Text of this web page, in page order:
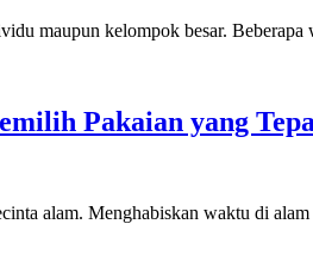
maupun kelompok besar.
Pakaian yang
alam. Menghabiskan waktu di